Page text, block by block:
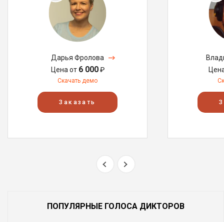
Дарья Фролова
Цена от 6 000₽
Скачать демо
Заказать
ПОПУЛЯРНЫЕ ГОЛОСА ДИКТОРОВ